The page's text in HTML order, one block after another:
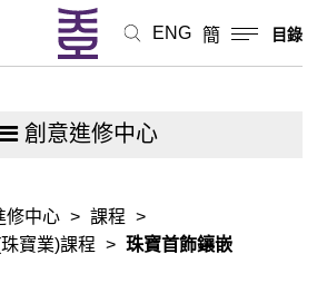
ENG 簡 目錄
創意進修中心
修中心 > 課程
>
寶業)課程
> 珠寶首飾鑲嵌